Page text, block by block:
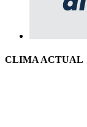
CLIMA ACTUAL